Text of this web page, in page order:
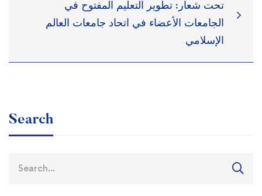
Search
تحت شعار: تطوير التعليم المفتوح في
الجامعات الأعضاء في اتحاد جامعات العالم
الإسلامي